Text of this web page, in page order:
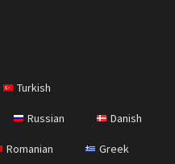
Turkish
Russian Danish
Romanian Greek